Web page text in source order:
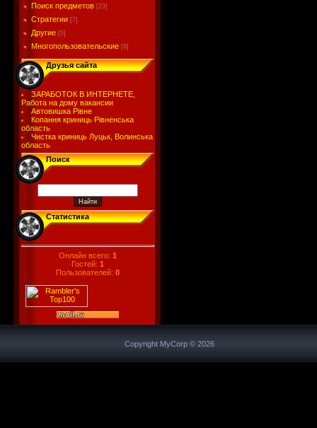
Поиск предметов [23]
Стратегии [7]
Другие [5]
Многопользовательские [9]
Друзья сайта
ЗАРАБОТОК В ИНТЕРНЕТЕ,
Работа на дому вакансии
Автовишка Рівне
Копання криниць Рівненська
область
Чистка криниць Луцьк, Волинська
область
Поиск
Статистика
Онлайн всего: 1
Гостей: 1
Пользователей: 0
Copyright MyCorp © 2026